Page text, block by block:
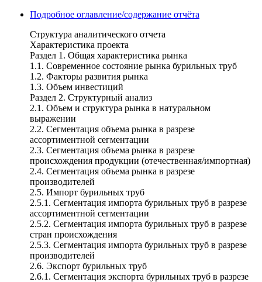
Подробное оглавление/содержание отчёта
Структура аналитического отчета
Характеристика проекта
Раздел 1. Общая характеристика рынка
1.1. Современное состояние рынка бурильных труб
1.2. Факторы развития рынка
1.3. Объем инвестиций
Раздел 2. Структурный анализ
2.1. Объем и структура рынка в натуральном
выражении
2.2. Сегментация объема рынка в разрезе
ассортиментной сегментации
2.3. Сегментация объема рынка в разрезе
происхождения продукции (отечественная/импортная)
2.4. Сегментация объема рынка в разрезе
производителей
2.5. Импорт бурильных труб
2.5.1. Сегментация импорта бурильных труб в разрезе
ассортиментной сегментации
2.5.2. Сегментация импорта бурильных труб в разрезе
стран происхождения
2.5.3. Сегментация импорта бурильных труб в разрезе
производителей
2.6. Экспорт бурильных труб
2.6.1. Сегментация экспорта бурильных труб в разрезе